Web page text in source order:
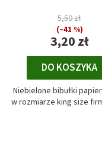
3,20 zł
5,50 zł
(–41 %)
DO KOSZYKA
Niebielone bibułki
w rozmiarze king size